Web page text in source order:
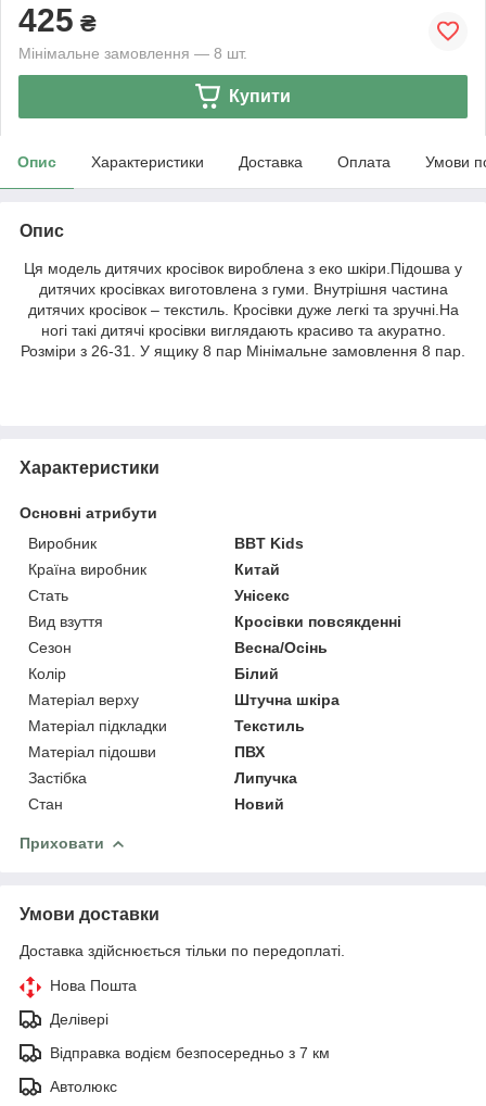
425 ₴
Мінімальне замовлення — 8 шт.
Купити
Опис Характеристики Доставка Оплата Умови
Опис
Ця модель дитячих кросівок вироблена з еко шкіри.Підошва у
дитячих кросівках виготовлена ​​з гуми. Внутрішня частина
дитячих кросівок – текстиль. Кросівки дуже легкі та зручні.На
ногі такі дитячі кросівки виглядають красиво та акуратно.
Розміри з 26-31. У ящику 8 пар Мінімальне замовлення 8 пар.
Характеристики
Основні атрибути
Виробник
BBT Kids
Країна виробник
Китай
Стать
Унісекс
Вид взуття
Кросівки повсякденні
Сезон
Весна/Осінь
Колір
Білий
Матеріал верху
Штучна шкіра
Матеріал підкладки
Текстиль
Матеріал підошви
ПВХ
Застібка
Липучка
Стан
Новий
Приховати
Умови доставки
Доставка здійснюється тільки по передоплаті.
Нова Пошта
Делівері
Відправка водієм безпосередньо з 7 км
Автолюкс